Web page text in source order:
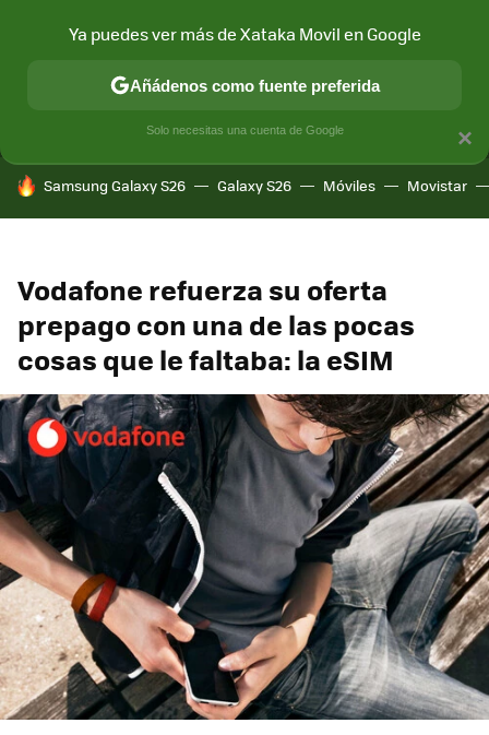
MÓVIL Y SOCIEDAD APLICACIONES
HOY SE HABLA DE
Samsung Galaxy S26 Galaxy S26 Móviles Movistar
Vodafone refuerza su oferta
prepago con una de las pocas
cosas que le faltaba: la eSIM
×
Ya puedes ver más de Xataka Movil en Google
Añádenos como fuente preferida
Solo necesitas una cuenta de Google